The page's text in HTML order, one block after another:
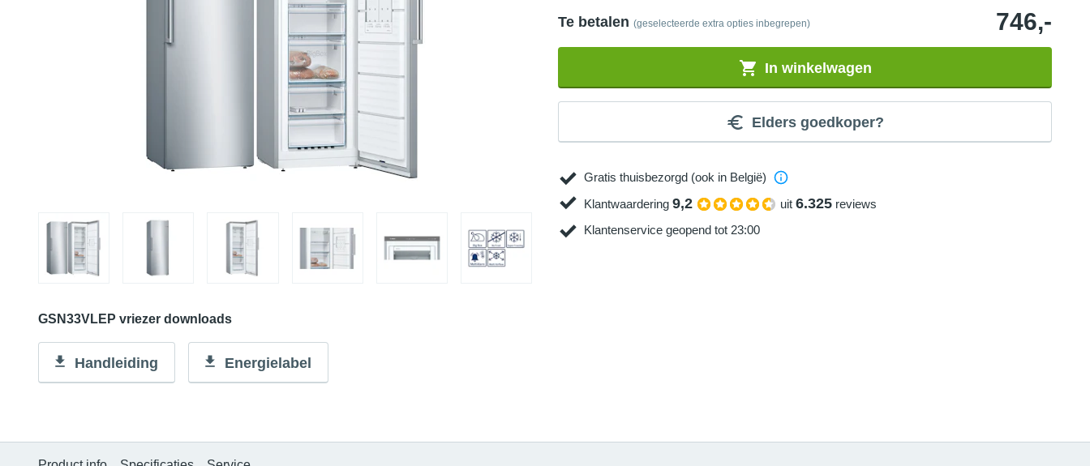
GSN33VLEP vriezer downloads
Handleiding Energielabel
Te betalen (geselecteerde extra opties inbegrepen) 746,-
In winkelwagen
Elders goedkoper?
Gratis thuisbezorgd (ook in België)
Klantwaardering 9,2 uit 6.325 reviews
Klantenservice geopend tot 23:00